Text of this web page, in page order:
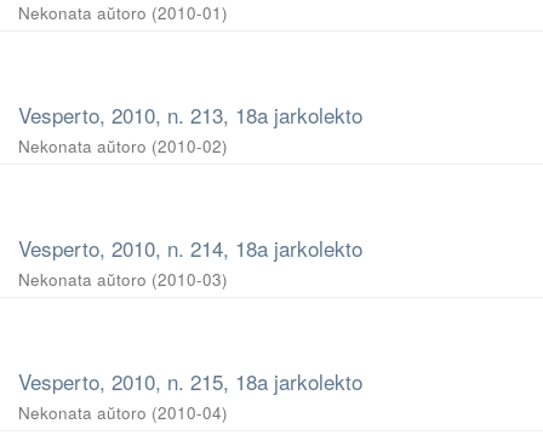
Nekonata aŭtoro (2010-01)
Vesperto, 2010, n. 213, 18a jarkolekto
Nekonata aŭtoro (2010-02)
Vesperto, 2010, n. 214, 18a jarkolekto
Nekonata aŭtoro (2010-03)
Vesperto, 2010, n. 215, 18a jarkolekto
Nekonata aŭtoro (2010-04)